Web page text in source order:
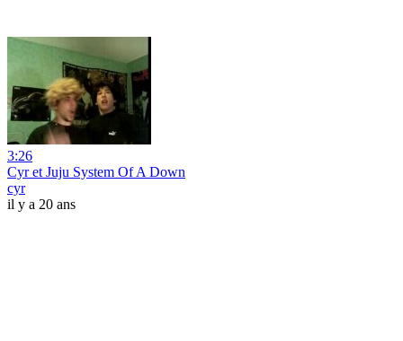
3:26
Cyr et Juju System Of A Down
cyr
il y a 20 ans